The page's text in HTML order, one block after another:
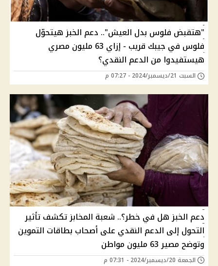
"هتقبض فلوس بدل العيش".. دعم الخبز هيتحوّل
فلوس في جيبك قريب - إزاي 63 مليون مصري
هيستفيدوا من الدعم النقدي؟
السبت 21/ديسمبر/2024 - 07:27 م
دعم الخبز هل في خطر؟.. شعبة المخابز تكشف تأثير
التحول إلى الدعم النقدي على أصحاب بطاقات التموين
وتوضح مصير 63 مليون مواطن
الجمعة 20/ديسمبر/2024 - 07:31 م